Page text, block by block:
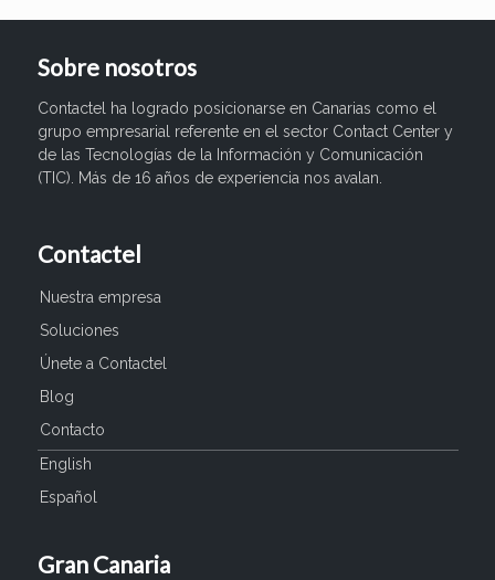
Sobre nosotros
Contactel ha logrado posicionarse en Canarias como el
grupo empresarial referente en el sector Contact Center y
de las Tecnologías de la Información y Comunicación
(TIC). Más de 16 años de experiencia nos avalan.
Contactel
Nuestra empresa
Soluciones
Únete a Contactel
Blog
Contacto
English
Español
Gran Canaria